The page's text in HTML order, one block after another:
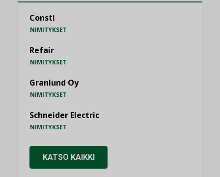
Consti
NIMITYKSET
Refair
NIMITYKSET
Granlund Oy
NIMITYKSET
Schneider Electric
NIMITYKSET
KATSO KAIKKI